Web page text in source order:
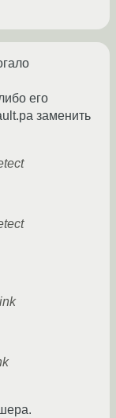
его
заменить